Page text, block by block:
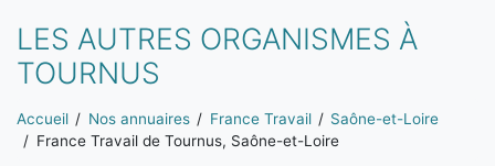
LES AUTRES ORGANISMES À
TOURNUS
Vous êtes ici:
Accueil Nos annuaires France Travail
Saône-et-Loire
France Travail de Tournus, Saône-et-Loire